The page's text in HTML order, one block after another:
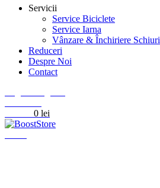
Servicii
Service Biciclete
Service Iarna
Vânzare & Închiriere Schiuri
Reduceri
Despre Noi
Contact
0 lei